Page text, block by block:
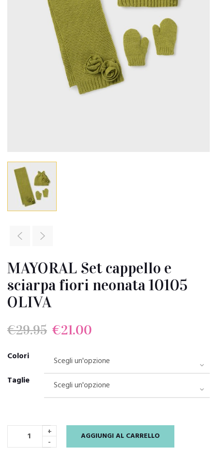
MAYORAL Set cappello e
sciarpa fiori neonata 10105
OLIVA
€29.95 Il
prezzo
originale
era:
€29.95.
€21.00
prezzo
attuale
è:
€21.00.
Colori
Taglie
+
-
AGGIUNGI AL CARRELLO